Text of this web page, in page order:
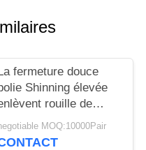
La fermeture douce
Shinning élevée
rouille de
charnières de porte
pour la porte
MOQ:10000Pair